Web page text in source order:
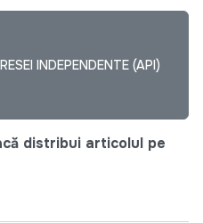
INDEPENDENTE (API)
distribui articolul pe